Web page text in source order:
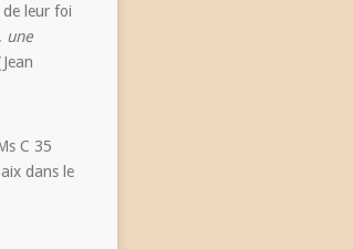
leur foi
une
C 35
dans le